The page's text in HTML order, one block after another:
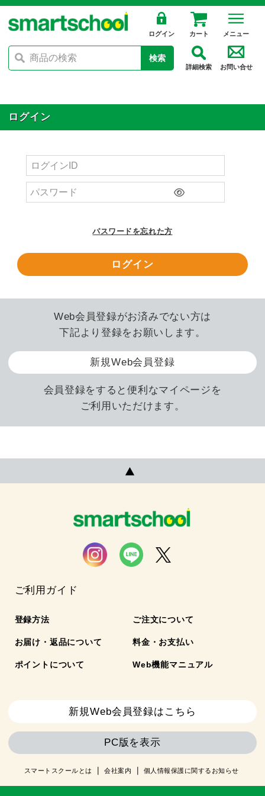
ログイン カート メニュー
検索
詳細検索 お問い合せ
ログイン
パスワードを忘れた方
Web会員登録がお済みでない方は
下記より登録をお願いします。
新規Web会員登録
会員登録をすると便利なマイページを
ご利用いただけます。
ご利用ガイド
登録方法 ご注文について
お届け・返品について 料金・お支払い
ポイントについて Web機能マニュアル
新規Web会員登録はこちら
PC版を表示
スマートスクールとは 会社案内 個人情報保護に関するお知らせ